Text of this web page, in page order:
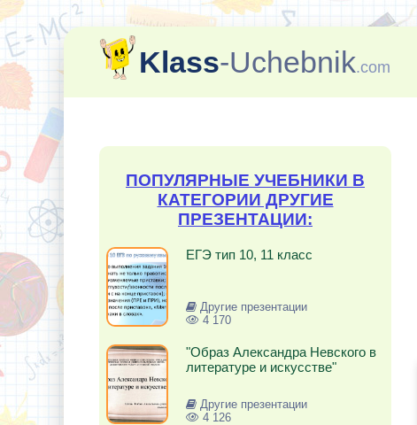
Klass-Uchebnik.com
ПОПУЛЯРНЫЕ УЧЕБНИКИ В
КАТЕГОРИИ ДРУГИЕ
ПРЕЗЕНТАЦИИ:
ЕГЭ тип 10, 11 класс
Другие презентации
4 170
"Образ Александра Невского в
литературе и искусстве"
Другие презентации
4 126